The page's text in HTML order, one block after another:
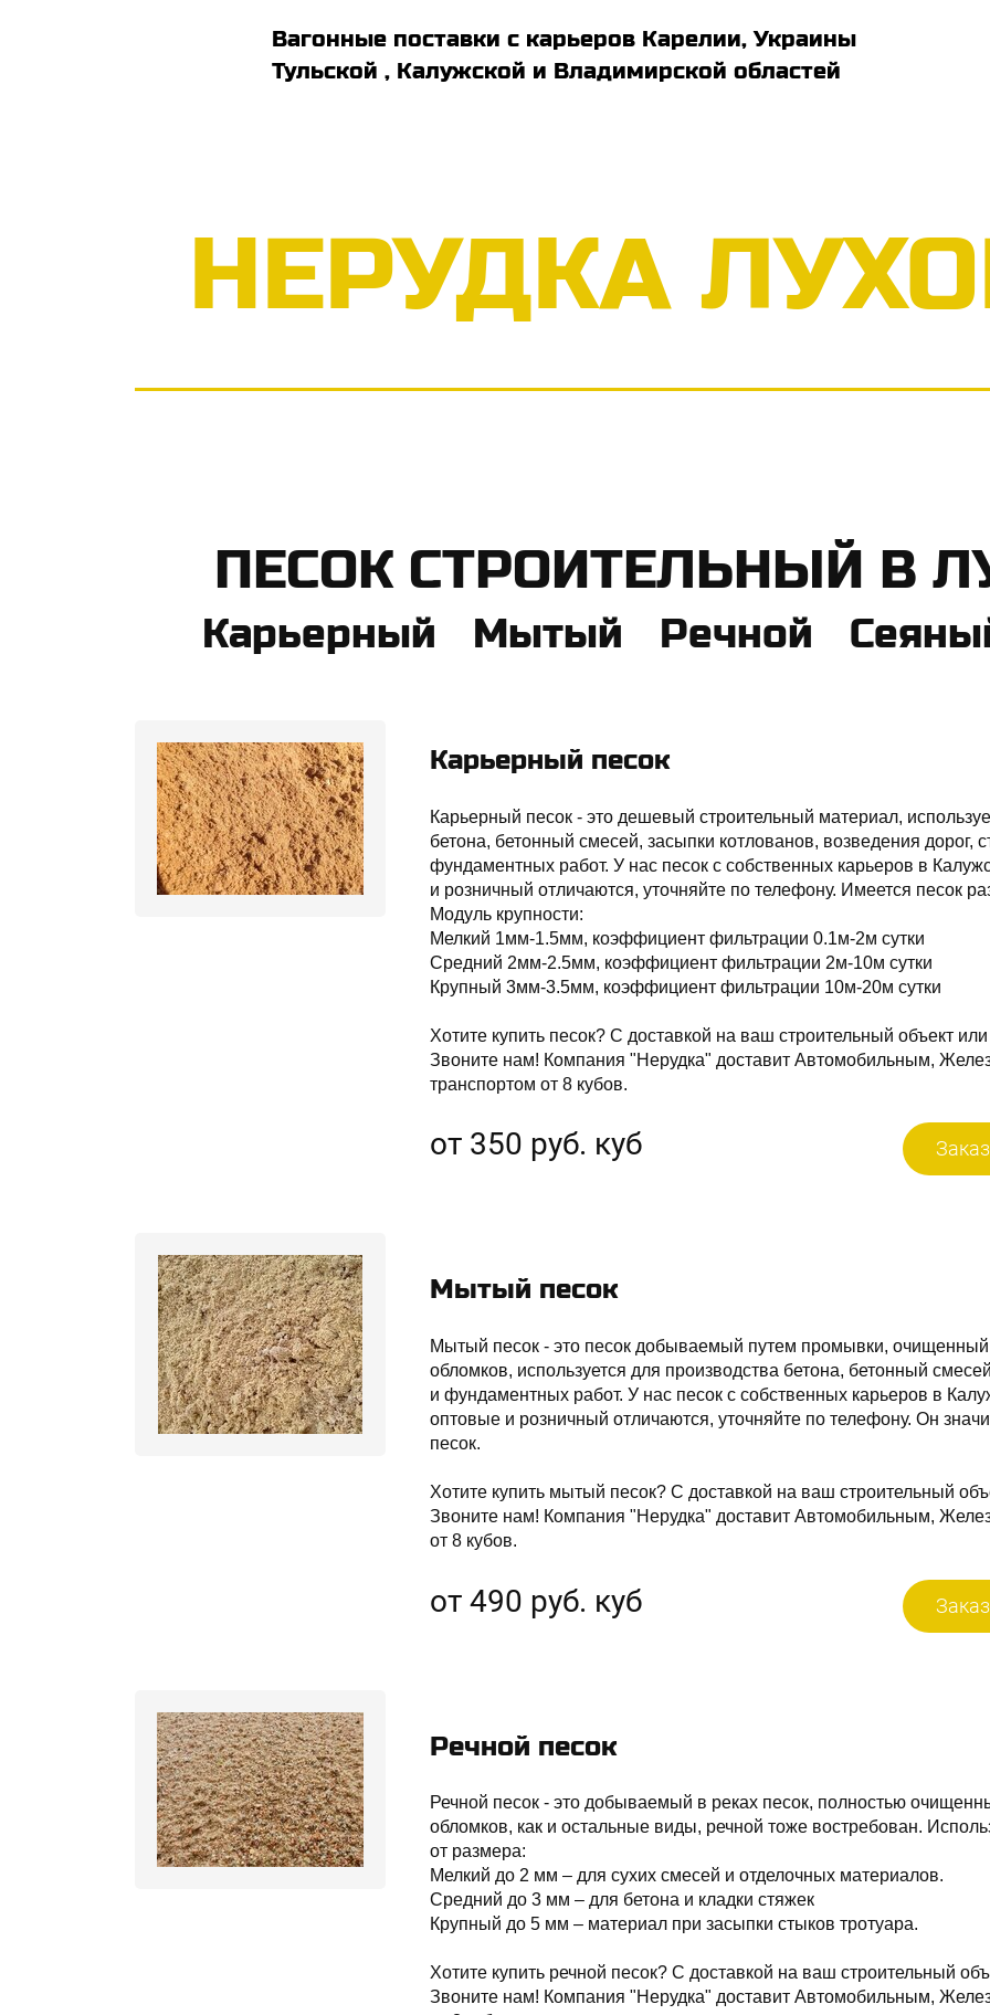
Вагонные поставки с карьеров Карелии, Украины
Тульской , Калужской и Владимирской областей
НЕРУДКА
​ПЕСОК СТРОИТЕЛЬНЫЙ В
Карьерный Мытый Речной
Карьерный песок
Карьерный песок - это дешевый строительный материал,
бетона, бетонный смесей, засыпки котлованов, возведения дорог,
фундаментных работ. У нас песок с собственных карьеров в
и розничный отличаются, уточняйте по телефону. Имеется песок
Модуль крупности:
Мелкий 1мм-1.5мм, коэффициент фильтрации 0.1м-2м сутки
Средний 2мм-2.5мм, коэффициент фильтрации 2м-10м сутки
Крупный 3мм-3.5мм, коэффициент фильтрации 10м-20м сутки
Хотите купить песок? С доставкой на ваш строительный объект
Звоните нам! Компания "Нерудка" доставит Автомобильным,
транспортом от 8 кубов.
от 350 руб. куб
Мытый песок
Мытый песок - это песок добываемый путем промывки, очищенный
обломков, используется для производства бетона, бетонный
и фундаментных работ. У нас песок с собственных карьеров в
оптовые и розничный отличаются, уточняйте по телефону. Он
песок.
Хотите купить мытый песок? С доставкой на ваш строительный
Звоните нам! Компания "Нерудка" доставит Автомобильным,
от 8 кубов.
от 490 руб. куб
Речной песок
Речной песок - это добываемый в реках песок, полностью
обломков, как и остальные виды, речной тоже востребован.
от размера:
Мелкий до 2 мм – для сухих смесей и отделочных материалов.
Средний до 3 мм – для бетона и кладки стяжек
Крупный до 5 мм – материал при засыпки стыков тротуара.
Хотите купить речной песок? С доставкой на ваш строительный
Звоните нам! Компания "Нерудка" доставит Автомобильным,